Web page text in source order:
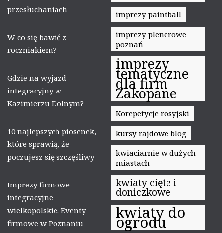
przesłuchaniach
W co się bawić z
roczniakiem?
Gdzie na wyjazd
integracyjny w
Kazimierzu Dolnym?
10 najlepszych piosenek,
które sprawią, że
poczujesz się szczęśliwy
Imprezy firmowe
integracyjne
wielkopolskie. Eventy
firmowe w Poznaniu
imprezy paintball
imprezy plenerowe
poznań
imprezy
tematyczne
dla firm
Zakopane
Korepetycje rosyjski
kursy rajdowe blog
kwiaciarnie w dużych
miastach
kwiaty cięte i
doniczkowe
kwiaty do
ogrodu